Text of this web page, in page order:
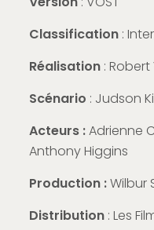
Classification :
Réalisation: Robert
Scénario : Judson
Acteurs :Adrienne
Anthony Higgins
Production :Wilbur
Distribution: Les